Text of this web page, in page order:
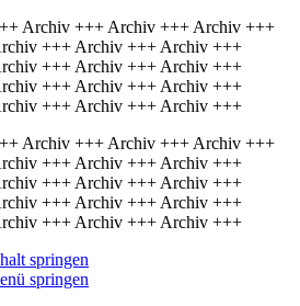
Archiv +++ Archiv +++ Archiv +++
+++ Archiv +++ Archiv +++
+++ Archiv +++ Archiv +++
+++ Archiv +++ Archiv +++
+++ Archiv +++ Archiv +++
Archiv +++ Archiv +++ Archiv +++
+++ Archiv +++ Archiv +++
+++ Archiv +++ Archiv +++
+++ Archiv +++ Archiv +++
+++ Archiv +++ Archiv +++
springen
springen